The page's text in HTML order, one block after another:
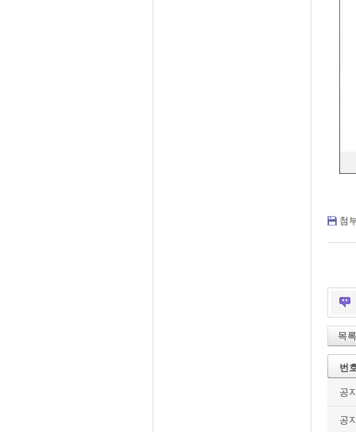
첨
목록
번
공
공